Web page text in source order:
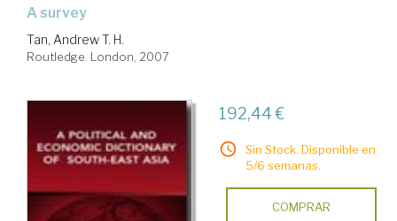
a survey
Tan, Andrew T. H.
Routledge. London, 2007
192,44 €
Sin Stock. Disponible en
5/6 semanas.
COMPRAR